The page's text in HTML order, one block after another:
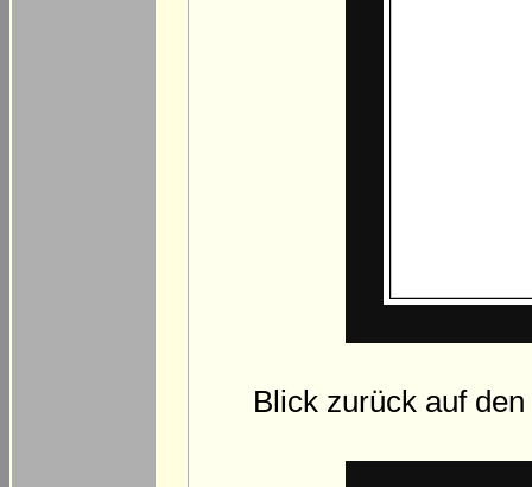
Blick zurück auf